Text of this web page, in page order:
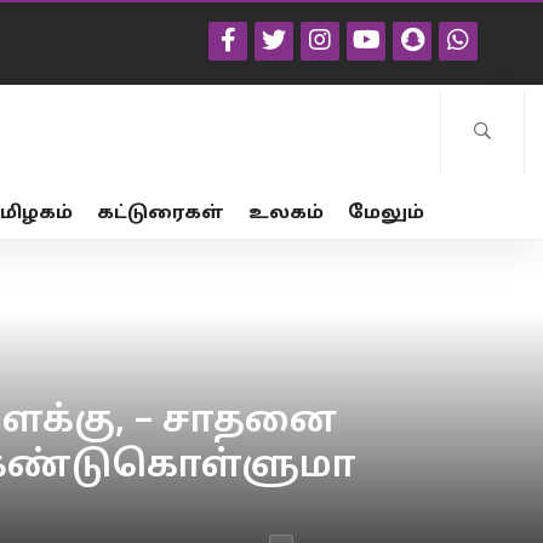
கட்டுரைகள் உலகம் மேலும்
– சாதனை
கண்டுகொள்ளுமா